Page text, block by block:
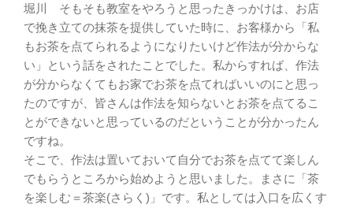
堀川 そもそも教室をやろうと思ったきっかけは、お店
で挽き立ての抹茶を提供していた時に、お客様から「私
もお茶を点てられるようになりたいけど作法が分からな
い」という話をされたことでした。私からすれば、作法
が分からなくてもお家でお茶を点てればいいのにと思っ
たのですが、皆さんは作法を知らないとお茶を点てるこ
とができないと思っているのだということが分かったん
ですね。
そこで、作法は置いておいて自分でお茶を点てて楽しん
でもらうところから始めようと思いました。まさに「茶
を楽しむ＝茶楽(さらく)」です。私としては入口を広くす